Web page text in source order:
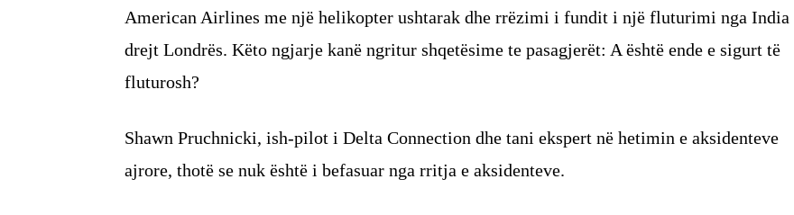
American Airlines me një helikopter ushtarak dhe rrëzimi i fundit i një fluturimi nga India
drejt Londrës. Këto ngjarje kanë ngritur shqetësime te pasagjerët: A është ende e sigurt të
fluturosh?
Shawn Pruchnicki, ish-pilot i Delta Connection dhe tani ekspert në hetimin e aksidenteve
ajrore, thotë se nuk është i befasuar nga rritja e aksidenteve.